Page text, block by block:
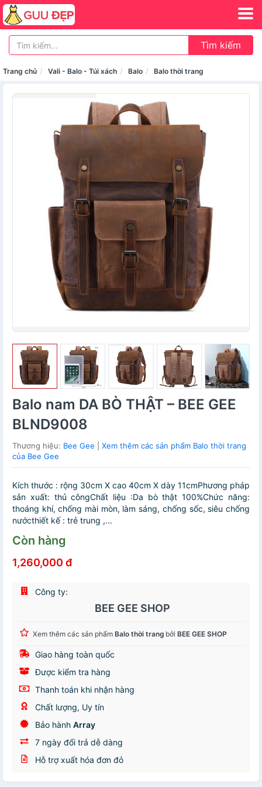
Tìm kiếm
Trang chủ Vali - Balo - Túi xách Balo Balo thời trang
Balo nam DA BÒ THẬT – BEE GEE
BLND9008
Thương hiệu: Bee Gee
Xem thêm các sản phẩm Balo thời trang
của Bee Gee
Kích thước : rộng 30cm X cao 40cm X dày 11cmPhương pháp
sản xuất: thủ côngChất liệu :Da bò thật 100%Chức năng:
thoáng khí, chống mài mòn, làm sáng, chống sốc, siêu chống
nướcthiết kế : trẻ trung ,...
Còn hàng
1,260,000 đ
Công ty:
BEE GEE SHOP
Xem thêm các sản phẩm Balo thời trang bởi BEE GEE SHOP
Giao hàng toàn quốc
Được kiểm tra hàng
Thanh toán khi nhận hàng
Chất lượng, Uy tín
Bảo hành Array
7 ngày đổi trả dễ dàng
Hỗ trợ xuất hóa đơn đỏ